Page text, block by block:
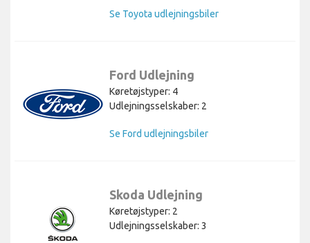
Se Toyota udlejningsbiler
Ford Udlejning
Køretøjstyper: 4
Udlejningsselskaber: 2
Se Ford udlejningsbiler
Skoda Udlejning
Køretøjstyper: 2
Udlejningsselskaber: 3